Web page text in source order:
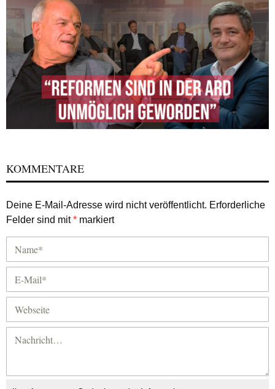
KOMMENTARE
Deine E-Mail-Adresse wird nicht veröffentlicht. Erforderliche
Felder sind mit* markiert